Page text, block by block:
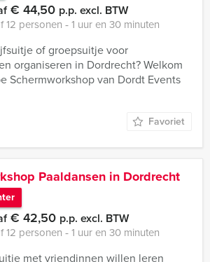
€ 44,50 p.p. excl. BTW
12 personen ‐ 1 uur en 30 minuten
of groepsuitje voor
organiseren in Dordrecht? Welkom
Schermworkshop van Dordt Events
Favoriet
Paaldansen in Dordrecht
€ 42,50 p.p. excl. BTW
12 personen ‐ 1 uur en 30 minuten
met vriendinnen willen leren